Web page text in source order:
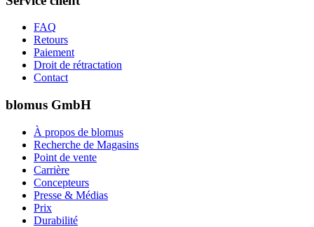
FAQ
Retours
Paiement
Droit de rétractation
Contact
blomus GmbH
À propos de blomus
Recherche de Magasins
Point de vente
Carrière
Concepteurs
Presse & Médias
Prix
Durabilité